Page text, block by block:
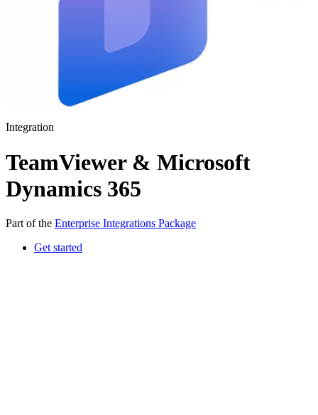
Integration
TeamViewer & Microsoft
Dynamics 365
Part of the Enterprise Integrations Package
Get started